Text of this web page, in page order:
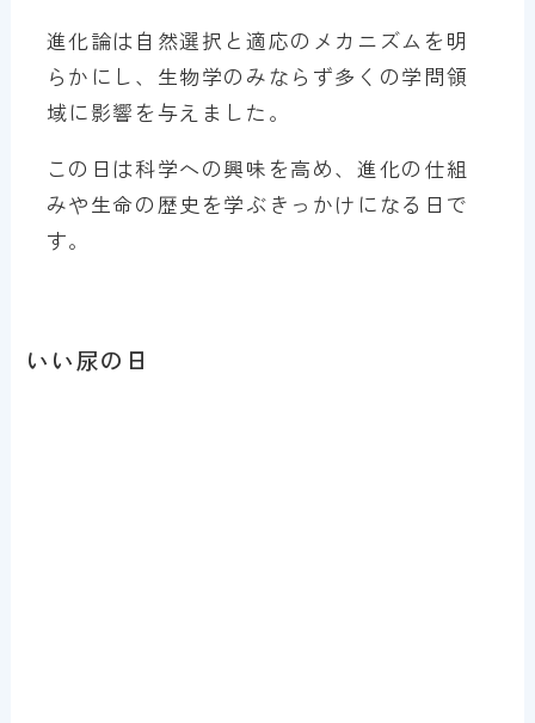
進化論は自然選択と適応のメカニズムを明
らかにし、生物学のみならず多くの学問領
域に影響を与えました。
この日は科学への興味を高め、進化の仕組
みや生命の歴史を学ぶきっかけになる日で
す。
いい尿の日